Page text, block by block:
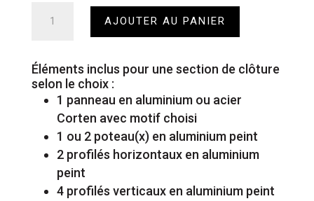
72po
x
24po
AJOUTER AU PANIER
Éléments inclus pour une section de clôture
selon le choix :
1 panneau en aluminium ou acier
Corten avec motif choisi
1 ou 2 poteau(x) en aluminium peint
2 profilés horizontaux en aluminium
peint
4 profilés verticaux en aluminium peint